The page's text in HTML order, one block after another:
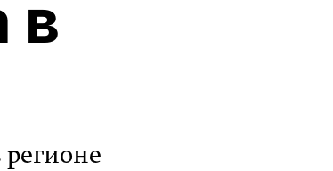
в
регионе